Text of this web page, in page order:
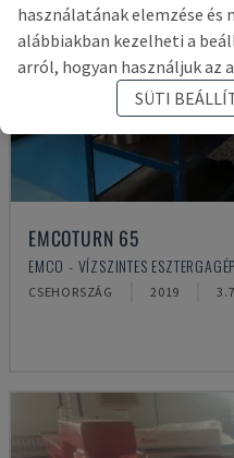
EMCOTURN 65
EMCO - VÍZSZINTES ESZTERGAGÉP
CSEHORSZÁG 2019
használatának elemzése és
alábbiakban kezelheti a
arról, hogyan használjuk az
SÜTI